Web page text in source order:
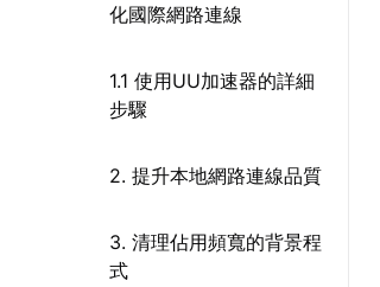
化國際網路連線
1.1 使用UU加速器的詳細
步驟
2. 提升本地網路連線品質
3. 清理佔用頻寬的背景程
式